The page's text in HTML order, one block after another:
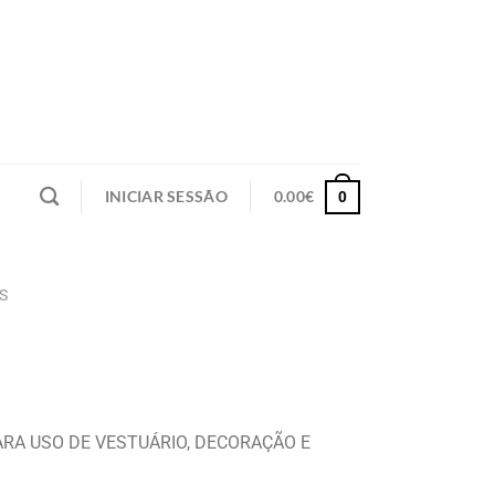
INICIAR SESSÃO 0.00€ 0
USO DE VESTUÁRIO, DECORAÇÃO E